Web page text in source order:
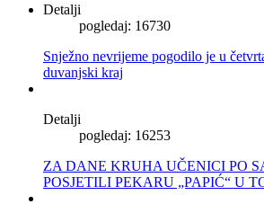
Detalji
pogledaj: 16730
Snježno nevrijeme pogodilo je u
duvanjski kraj
Detalji
pogledaj: 16253
ZA DANE KRUHA UČENICI PO
POSJETILI PEKARU „PAPIĆ“ U